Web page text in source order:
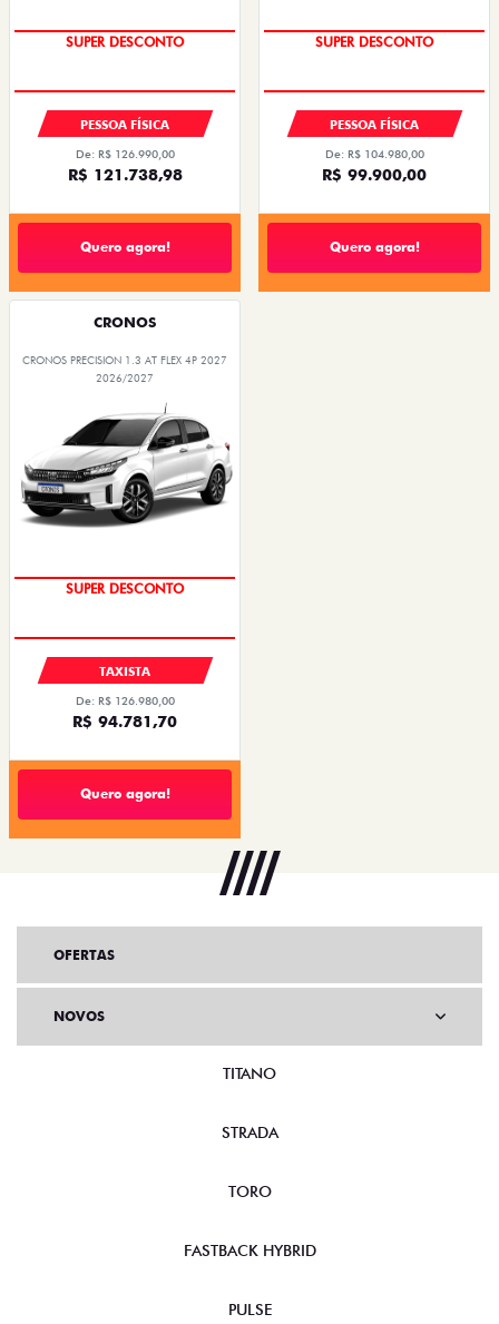
SUPER DESCONTO
PESSOA FÍSICA
De: R$ 126.990,00
R$ 121.738,98
Quero agora!
SUPER DESCONTO
PESSOA FÍSICA
De: R$ 104.980,00
R$ 99.900,00
Quero agora!
CRONOS
CRONOS PRECISION 1.3 AT FLEX 4P 2027
2026/2027
SUPER DESCONTO
TAXISTA
De: R$ 126.980,00
R$ 94.781,70
Quero agora!
OFERTAS
NOVOS
TITANO
STRADA
TORO
FASTBACK HYBRID
PULSE